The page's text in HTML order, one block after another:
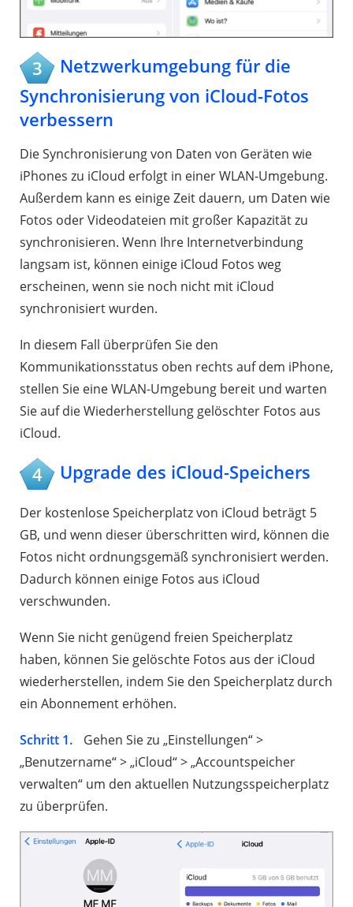
3
Netzwerkumgebung für die
Synchronisierung von iCloud-Fotos
verbessern
Die Synchronisierung von Daten von Geräten wie
iPhones zu iCloud erfolgt in einer WLAN-Umgebung.
Außerdem kann es einige Zeit dauern, um Daten wie
Fotos oder Videodateien mit großer Kapazität zu
synchronisieren. Wenn Ihre Internetverbindung
langsam ist, können einige iCloud Fotos weg
erscheinen, wenn sie noch nicht mit iCloud
synchronisiert wurden.
In diesem Fall überprüfen Sie den
Kommunikationsstatus oben rechts auf dem iPhone,
stellen Sie eine WLAN-Umgebung bereit und warten
Sie auf die Wiederherstellung gelöschter Fotos aus
iCloud.
4 Upgrade des iCloud-Speichers
Der kostenlose Speicherplatz von iCloud beträgt 5
GB, und wenn dieser überschritten wird, können die
Fotos nicht ordnungsgemäß synchronisiert werden.
Dadurch können einige Fotos aus iCloud
verschwunden.
Wenn Sie nicht genügend freien Speicherplatz
haben, können Sie gelöschte Fotos aus der iCloud
wiederherstellen, indem Sie den Speicherplatz durch
ein Abonnement erhöhen.
Schritt 1.
Gehen Sie zu „Einstellungen“ >
„Benutzername“ > „iCloud“ > „Accountspeicher
verwalten“ um den aktuellen Nutzungsspeicherplatz
zu überprüfen.